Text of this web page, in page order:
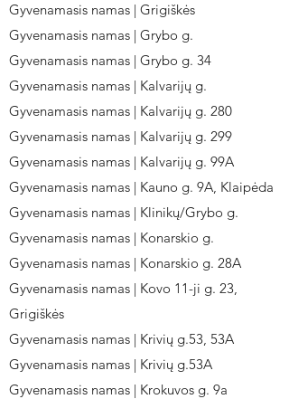
Gyvenamasis namas | Grigiškės
Gyvenamasis namas | Grybo g.
Gyvenamasis namas | Grybo g. 34
Gyvenamasis namas | Kalvarijų g.
Gyvenamasis namas | Kalvarijų g. 280
Gyvenamasis namas | Kalvarijų g. 299
Gyvenamasis namas | Kalvarijų g. 99A
Gyvenamasis namas | Kauno g. 9A, Klaipėda
Gyvenamasis namas | Klinikų/Grybo g.
Gyvenamasis namas | Konarskio g.
Gyvenamasis namas | Konarskio g. 28A
Gyvenamasis namas | Kovo 11-ji g. 23,
Grigiškės
Gyvenamasis namas | Krivių g.53, 53A
Gyvenamasis namas | Krivių g.53A
Gyvenamasis namas | Krokuvos g. 9a